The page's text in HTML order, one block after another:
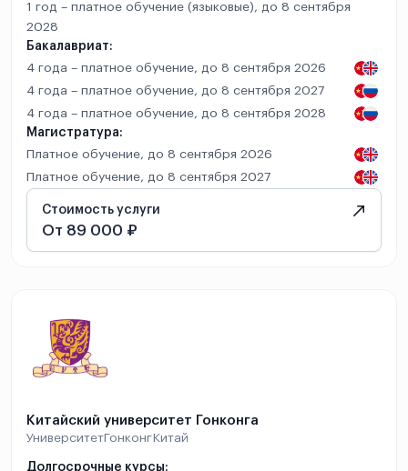
1 год – платное обучение (языковые), до 8 сентября
2028
Бакалавриат:
4 года – платное обучение, до 8 сентября 2026
4 года – платное обучение, до 8 сентября 2027
4 года – платное обучение, до 8 сентября 2028
Магистратура:
Платное обучение, до 8 сентября 2026
Платное обучение, до 8 сентября 2027
Стоимость услуги
От 89 000 ₽
Китайский университет Гонконга
УниверситетГонконг Китай
Долгосрочные курсы: